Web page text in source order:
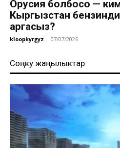
Орусия болбосо —
Кыргызстан бензинди
аргасыз?
kloopkyrgyz - 07/07/2026
Соңку жаңылыктар